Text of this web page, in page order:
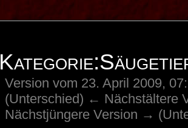
Version vom 23. April 2009,
(Unterschied) ← Nächstältere
Nächstjüngere Version →